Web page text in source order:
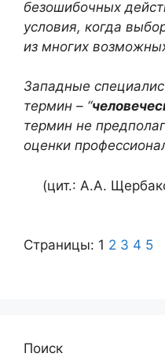
безошибочных
условия, когда
из многих
Западные
термин – “
термин не
оценки
(цит.: А.А.
Страницы: 1 2 3 4 5
Поиск